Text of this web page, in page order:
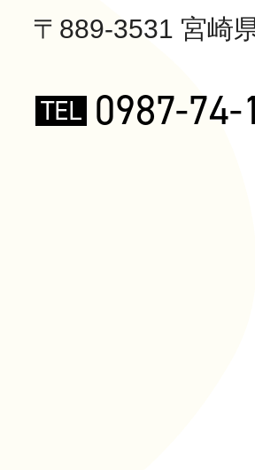
〒889-3531 宮崎
TEL 0987-74-